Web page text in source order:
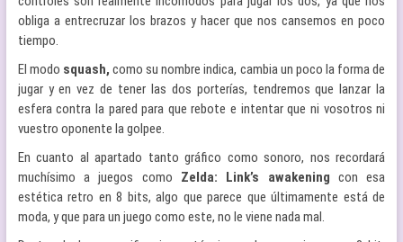
obliga a entrecruzar los brazos y hacer que nos cansemos en poco
tiempo.
El modo squash, como su nombre indica, cambia un poco la forma de
jugar y en vez de tener las dos porterías, tendremos que lanzar la
esfera contra la pared para que rebote e intentar que ni vosotros ni
vuestro oponente la golpee.
En cuanto al apartado tanto gráfico como sonoro, nos recordará
muchísimo a juegos como Zelda: Link’s awakening con esa
estética retro en 8 bits, algo que parece que últimamente está de
moda, y que para un juego como este, no le viene nada mal.